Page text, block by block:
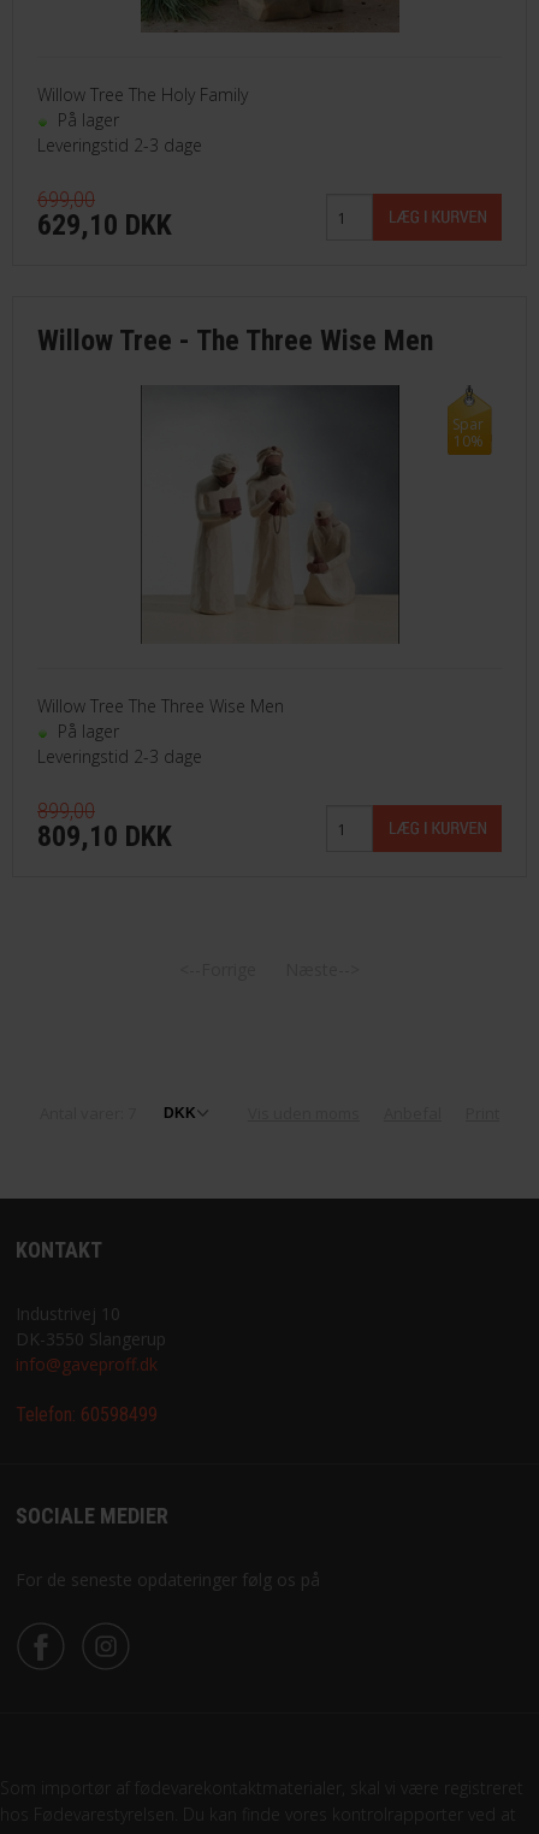
Willow Tree The Holy Family
På lager
Leveringstid 2-3 dage
699,00
629,10 DKK
Willow Tree - The Three Wise Men
Spar
10%
Willow Tree The Three Wise Men
På lager
Leveringstid 2-3 dage
899,00
809,10 DKK
KONTAKT
Industrivej 10
DK-3550 Slangerup
info@gaveproff.dk
Telefon: 60598499
SOCIALE MEDIER
For de seneste opdateringer følg os på
Som importør af fødevarekontaktmaterialer, skal vi være registreret
hos Fødevarestyrelsen. Du kan finde vores kontrolrapporter ved at